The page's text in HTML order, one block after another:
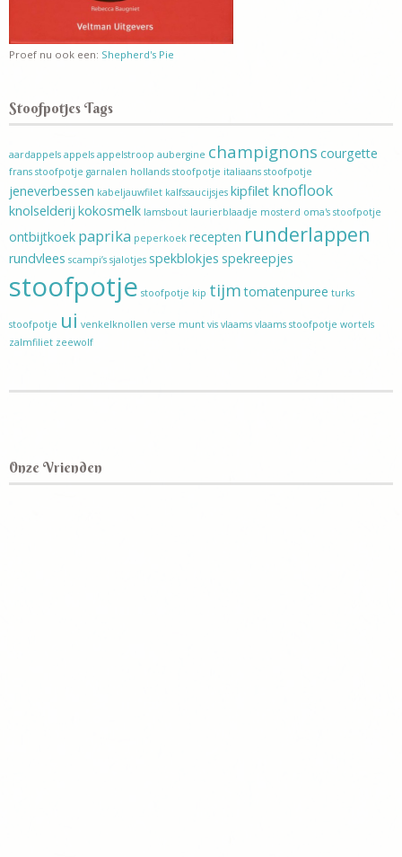
Proef nu ook een: Shepherd's Pie
Stoofpotjes Tags
aardappels appels appelstroop aubergine champignons courgette
frans stoofpotje garnalen hollands stoofpotje italiaans stoofpotje
jeneverbessen kabeljauwfilet kalfssaucijsjes kipfilet knoflook
knolselderij kokosmelk lamsbout laurierblaadje mosterd oma's stoofpotje
ontbijtkoek paprika peperkoek recepten runderlappen
rundvlees scampi’s sjalotjes spekblokjes spekreepjes
stoofpotje stoofpotje kip tijm tomatenpuree turks
stoofpotje ui venkelknollen verse munt vis vlaams vlaams stoofpotje wortels
zalmfiliet zeewolf
Onze Vrienden